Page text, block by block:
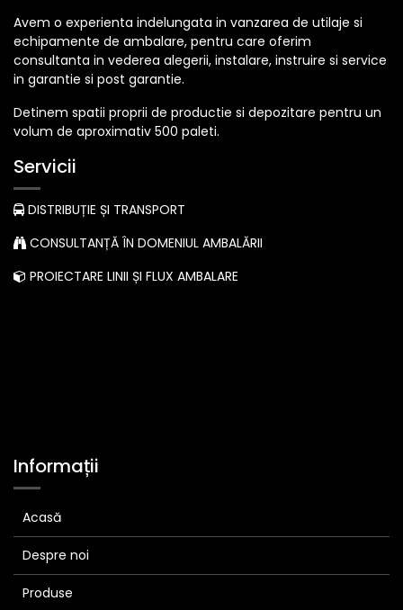
Avem o experienta indelungata in vanzarea de utilaje si
echipamente de ambalare, pentru care oferim
consultanta in vederea alegerii, instalare, instruire si service
in garantie si post garantie.
Detinem spatii proprii de productie si depozitare pentru un
volum de aproximativ 500 paleti.
Servicii
DISTRIBUȚIE ȘI TRANSPORT
CONSULTANȚĂ ÎN DOMENIUL AMBALĂRII
PROIECTARE LINII ȘI FLUX AMBALARE
Informații
Acasă
Despre noi
Produse